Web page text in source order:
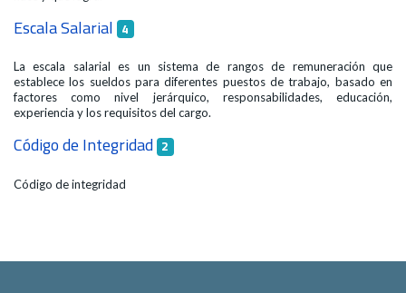
Escala Salarial 4
La escala salarial es un sistema de rangos de remuneración que
establece los sueldos para diferentes puestos de trabajo, basado en
factores como nivel jerárquico, responsabilidades, educación,
experiencia y los requisitos del cargo.
Código de Integridad 2
Código de integridad